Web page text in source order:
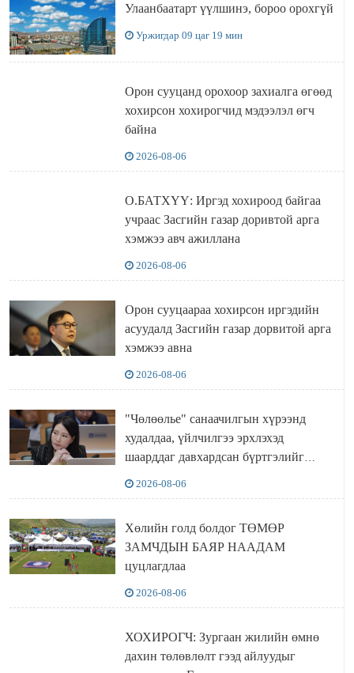
Улаанбаатарт үүлшинэ, бороо орохгүй
Уржигдар 09 цаг 19 мин
Орон сууцанд орохоор захиалга өгөөд
хохирсон хохирогчид мэдээлэл өгч
байна
2026-08-06
О.БАТХҮҮ: Иргэд хохироод байгаа
учраас Засгийн газар доривтой арга
хэмжээ авч ажиллана
2026-08-06
Орон сууцаараа хохирсон иргэдийн
асуудалд Засгийн газар дорвитой арга
хэмжээ авна
2026-08-06
"Чөлөөлье" санаачилгын хүрээнд
худалдаа, үйлчилгээ эрхлэхэд
шаарддаг давхардсан бүртгэлийг
2026-08-06
Хөлийн голд болдог ТӨМӨР
ЗАМЧДЫН БАЯР НААДАМ
цуцлагдлаа
2026-08-06
ХОХИРОГЧ: Зургаан жилийн өмнө
дахин төлөвлөлт гээд айлуудыг